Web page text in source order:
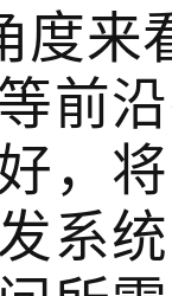
度来
前
，
系